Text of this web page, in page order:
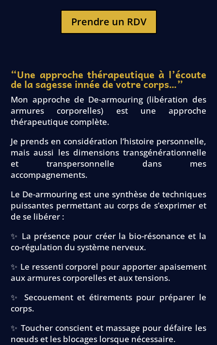
Prendre un RDV
“Une approche thérapeutique à l’écoute
de la sagesse innée de votre corps…”
Mon approche de De-armouring (libération des
armures corporelles) est une approche
thérapeutique complète.
Je prends en considération l’histoire personnelle,
mais aussi les dimensions transgénérationnelle
et transpersonnelle dans mes
accompagnements.
Le De-armouring est une synthèse de techniques
puissantes permettant au corps de s’exprimer et
de se libérer :
✨ La présence pour créer la bio-résonance et la
co-régulation du système nerveux.
✨ Le ressenti corporel pour apporter apaisement
aux armures corporelles et aux tensions.
✨ Secouement et étirements pour préparer le
corps.
✨ Toucher conscient et massage pour défaire les
nœuds et les blocages lorsque nécessaire.